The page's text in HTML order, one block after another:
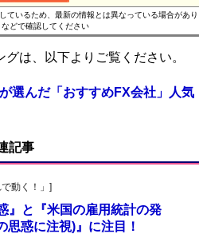
いるため、最新の情報とは異なっている場合があり
どで確認してください
は、以下よりご覧ください。
選んだ「おすすめFX会社」人気
記事
動く！」]
』と『米国の雇用統計の発
惑に注視)』に注目！